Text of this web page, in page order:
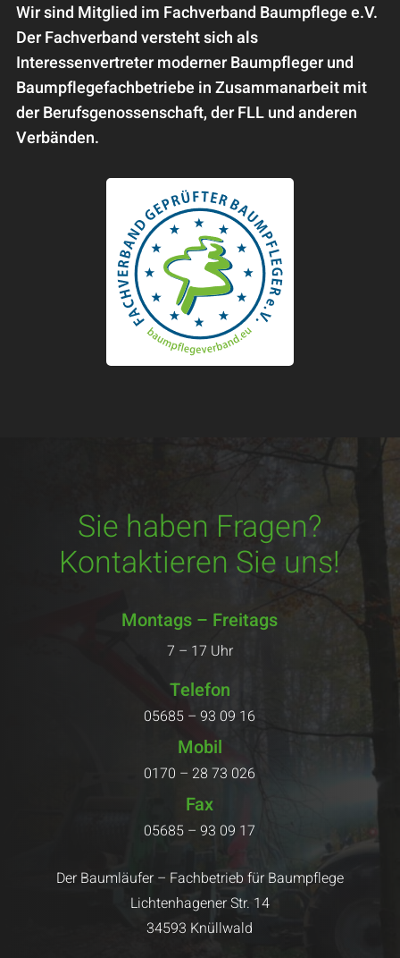
Wir sind Mitglied im Fachverband Baumpflege e.V.
Der Fachverband versteht sich als
Interessenvertreter moderner Baumpfleger und
Baumpflegefachbetriebe in Zusammanarbeit mit
der Berufsgenossenschaft, der FLL und anderen
Verbänden.
Sie haben Fragen?
Kontaktieren Sie uns!
Montags – Freitags
7 – 17 Uhr
Telefon
05685 – 93 09 16
Mobil
0170 – 28 73 026
Fax
05685 – 93 09 17
Der Baumläufer – Fachbetrieb für Baumpflege
Lichtenhagener Str. 14
34593 Knüllwald